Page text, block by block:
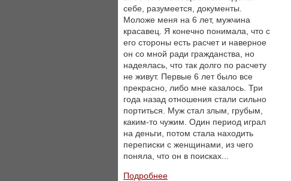
себе, разумеется, документы.
Моложе меня на 6 лет, мужчина
красавец. Я конечно понимала, что с
его стороны есть расчет и наверное
он со мной ради гражданства, но
надеялась, что так долго по расчету
не живут. Первые 6 лет было все
прекрасно, либо мне казалось. Три
года назад отношения стали сильно
портиться. Муж стал злым, грубым,
каким-то чужим. Один период играл
на деньги, потом стала находить
переписки с женщинами, из чего
поняла, что он в поисках...
Подробнее